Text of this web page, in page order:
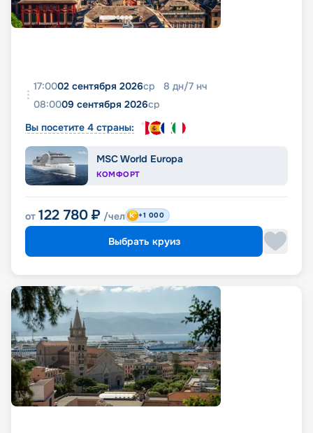
17:0002 сентября 2026ср 8 дн/7 нч
08:0009 сентября 2026ср
Вы посетите 4 страны:
MSC World Europa
КОМФОРТ
от 122 780 ₽ /чел +1 000
Выбрать круиз